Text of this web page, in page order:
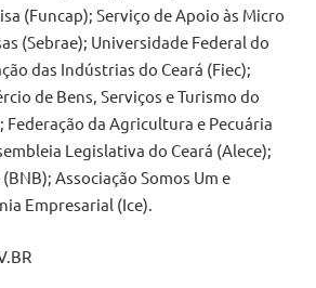
(Funcap); Serviço de Apoio às Micro
(Sebrae); Universidade Federal do
das Indústrias do Ceará (Fiec);
de Bens, Serviços e Turismo do
Federação da Agricultura e Pecuária
Legislativa do Ceará (Alece);
Associação Somos Um e
Empresarial (Ice).